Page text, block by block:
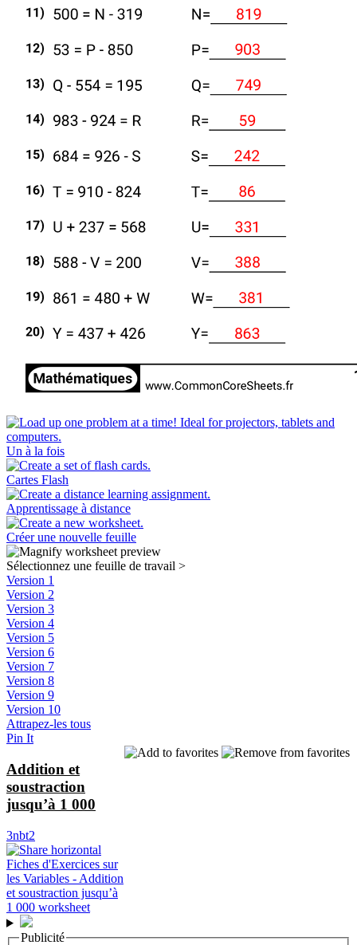
Un à la fois
Cartes Flash
Apprentissage à distance
Créer une nouvelle feuille
Sélectionnez une feuille de travail >
Version 1
Version 2
Version 3
Version 4
Version 5
Version 6
Version 7
Version 8
Version 9
Version 10
Attrapez-les tous
Pin It
Addition et
soustraction
jusqu’à 1 000
3nbt2
Publicité